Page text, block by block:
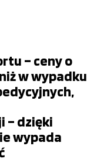
– ceny o
w wypadku
– dzięki
wypada